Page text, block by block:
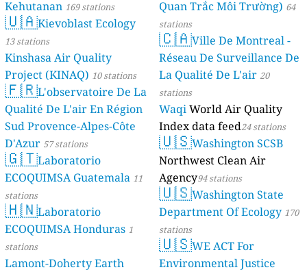
Kehutanan 169 stations
🇺🇦Kievoblast Ecology
13 stations
Kinshasa Air Quality
Project (KINAQ) 10 stations
🇫🇷L'observatoire De La
Qualité De L'air En Région
Sud Provence-Alpes-Côte
D'Azur 57 stations
🇬🇹Laboratorio
ECOQUIMSA Guatemala 11
stations
🇭🇳Laboratorio
ECOQUIMSA Honduras 1
stations
Lamont-Doherty Earth
Quan Trắc Môi Trường) 64
stations
🇨🇦Ville De Montreal -
Réseau De Surveillance De
La Qualité De L'air 20
stations
WaqiWorld Air Quality
Index data feed24 stations
🇺🇸Washington SCSB
Northwest Clean Air
Agency94 stations
🇺🇸Washington State
Department Of Ecology 170
stations
🇺🇸WE ACT For
Environmental Justice